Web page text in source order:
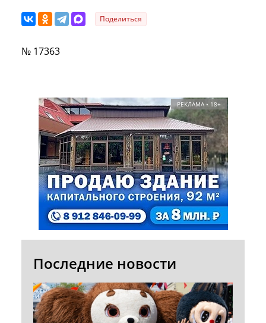
Поделиться
№ 17363
РЕКЛАМА • 18+
Последние новости